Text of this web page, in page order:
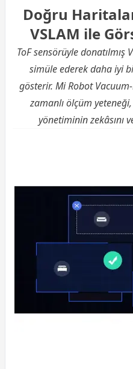
Doğru
VSLAM ile
ToF sensörüyle donatılmış
simüle ederek daha iyi
gösterir. Mi Robot
zamanlı ölçüm
yönetiminin zekâsını